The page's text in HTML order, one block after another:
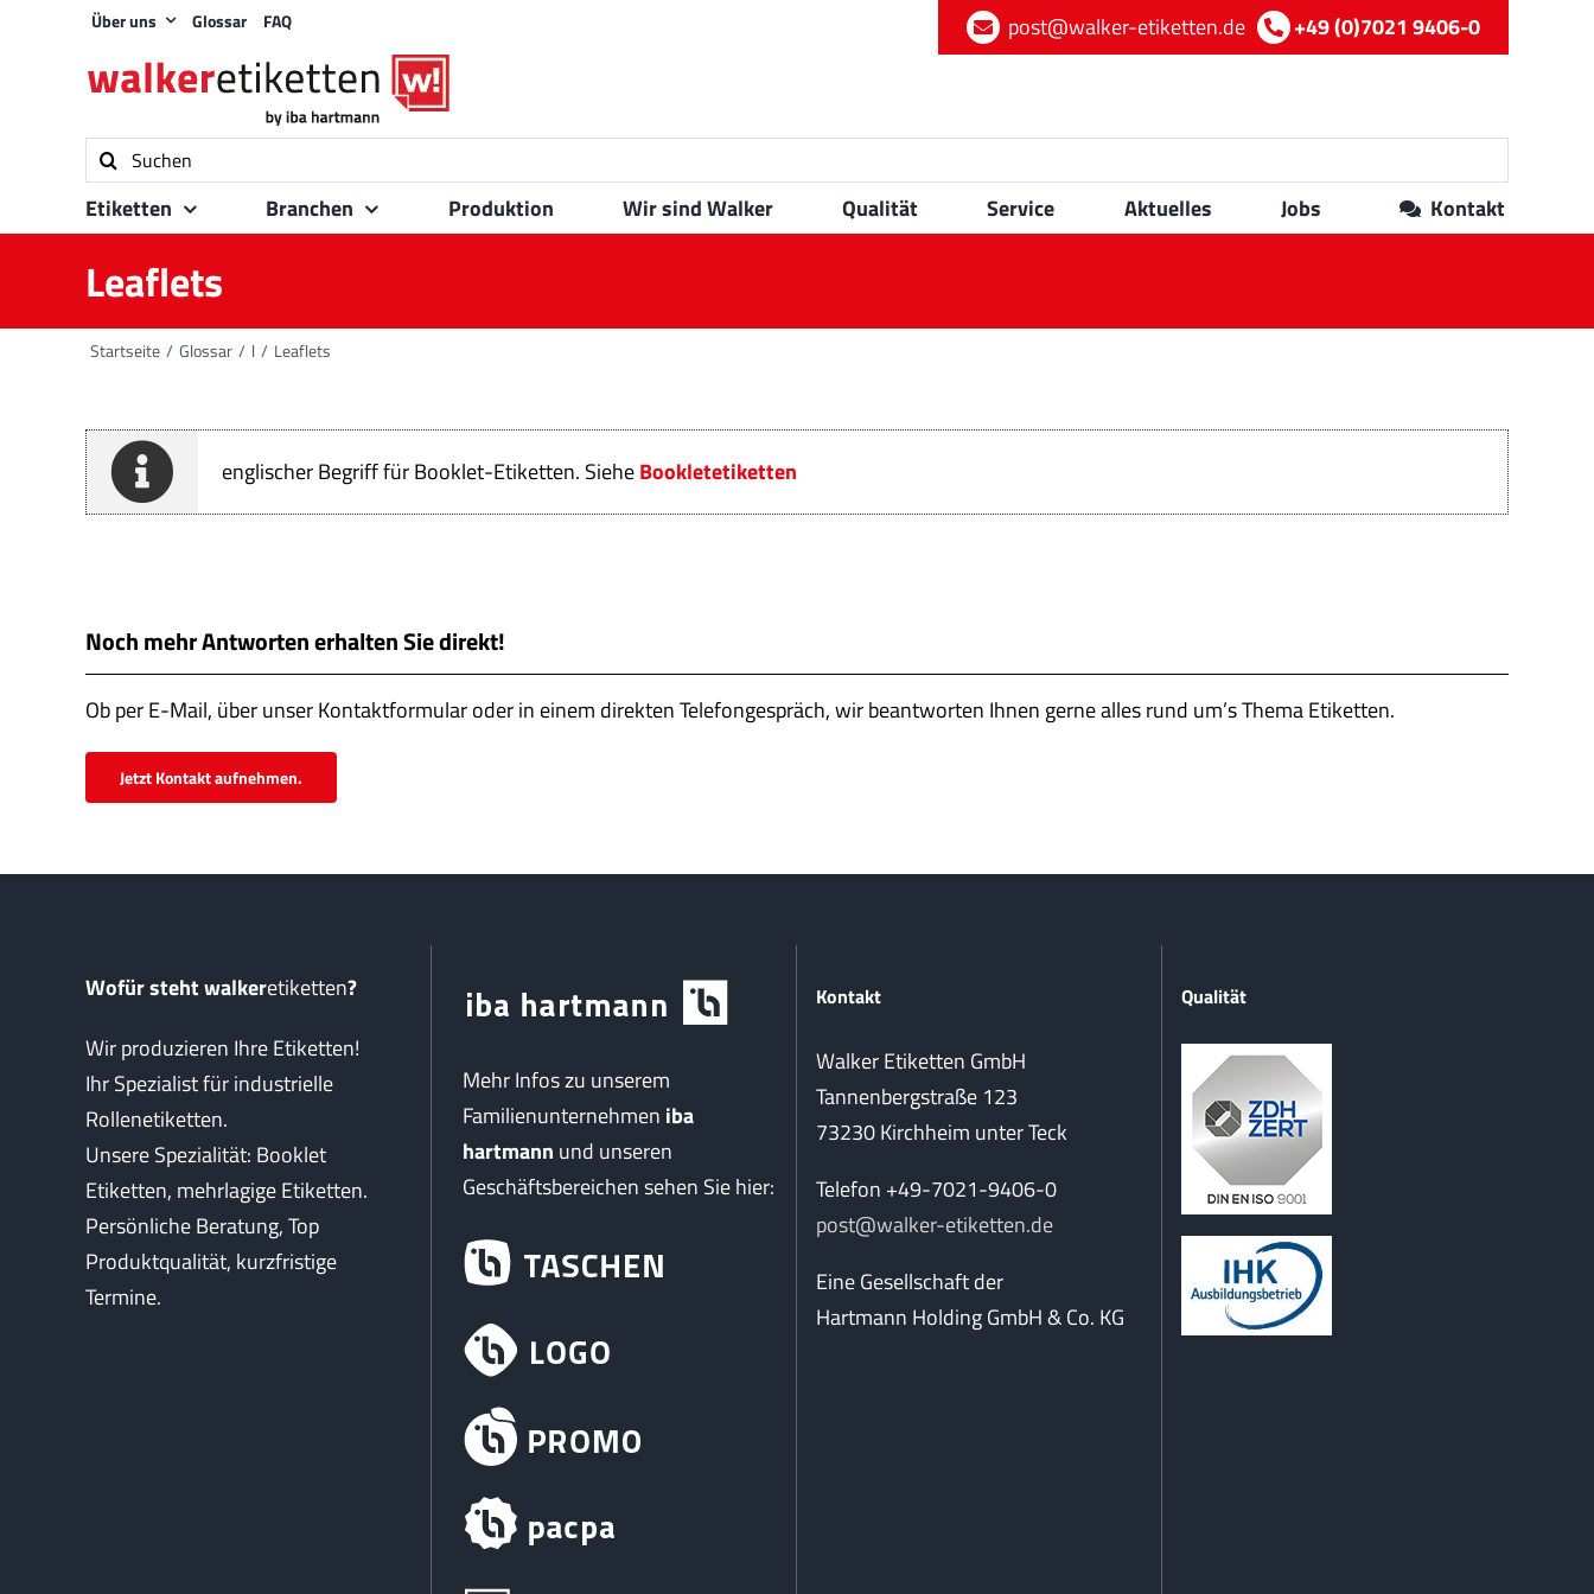
Über uns Glossar FAQ post@walker-etiketten.de +49 (0)7021 9406-0
Suche
nach:
Etiketten Branchen Produktion Wir sind Walker Qualität Service Aktuelles Jobs Kontakt
Leaflets
Startseite Glossar l Leaflets
englischer Begriff für Booklet-Etiketten. SieheBookletetiketten
Noch mehr Antworten erhalten Sie direkt!
Ob per E-Mail, über unser Kontaktformular oder in einem direkten Telefongespräch, wir beantworten Ihnen gerne alles rund um’s Thema Etiketten.
Jetzt Kontakt aufnehmen.
Wofür steht walkeretiketten?
Wir produzieren Ihre Etiketten!
Ihr Spezialist für industrielle
Rollenetiketten.
Unsere Spezialität: Booklet
Etiketten, mehrlagige Etiketten.
Persönliche Beratung, Top
Produktqualität, kurzfristige
Termine.
Mehr Infos zu unserem
Familienunternehmen iba
hartmann und unseren
Geschäftsbereichen sehen Sie hier:
Kontakt
Walker Etiketten GmbH
Tannenbergstraße 123
73230 Kirchheim unter Teck
Telefon +49-7021-9406-0
post@walker-etiketten.de
Eine Gesellschaft der
Hartmann Holding GmbH & Co. KG
Qualität